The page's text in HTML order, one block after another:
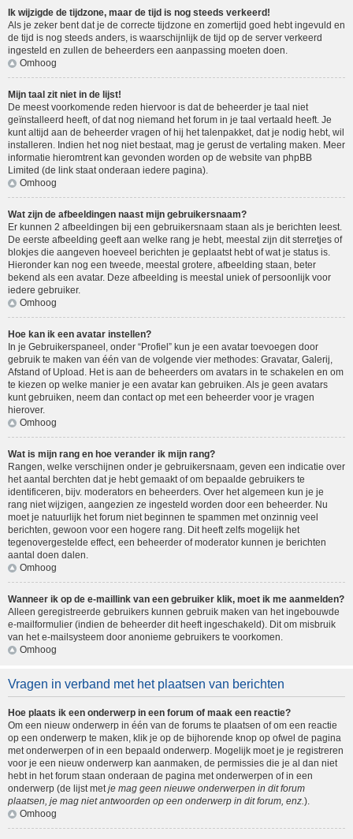
Ik wijzigde de tijdzone, maar de tijd is nog steeds verkeerd!
Als je zeker bent dat je de correcte tijdzone en zomertijd goed hebt ingevuld en
de tijd is nog steeds anders, is waarschijnlijk de tijd op de server verkeerd
ingesteld en zullen de beheerders een aanpassing moeten doen.
Omhoog
Mijn taal zit niet in de lijst!
De meest voorkomende reden hiervoor is dat de beheerder je taal niet
geïnstalleerd heeft, of dat nog niemand het forum in je taal vertaald heeft. Je
kunt altijd aan de beheerder vragen of hij het talenpakket, dat je nodig hebt, wil
installeren. Indien het nog niet bestaat, mag je gerust de vertaling maken. Meer
informatie hieromtrent kan gevonden worden op de website van phpBB
Limited (de link staat onderaan iedere pagina).
Omhoog
Wat zijn de afbeeldingen naast mijn gebruikersnaam?
Er kunnen 2 afbeeldingen bij een gebruikersnaam staan als je berichten leest.
De eerste afbeelding geeft aan welke rang je hebt, meestal zijn dit sterretjes of
blokjes die aangeven hoeveel berichten je geplaatst hebt of wat je status is.
Hieronder kan nog een tweede, meestal grotere, afbeelding staan, beter
bekend als een avatar. Deze afbeelding is meestal uniek of persoonlijk voor
iedere gebruiker.
Omhoog
Hoe kan ik een avatar instellen?
In je Gebruikerspaneel, onder “Profiel” kun je een avatar toevoegen door
gebruik te maken van één van de volgende vier methodes: Gravatar, Galerij,
Afstand of Upload. Het is aan de beheerders om avatars in te schakelen en om
te kiezen op welke manier je een avatar kan gebruiken. Als je geen avatars
kunt gebruiken, neem dan contact op met een beheerder voor je vragen
hierover.
Omhoog
Wat is mijn rang en hoe verander ik mijn rang?
Rangen, welke verschijnen onder je gebruikersnaam, geven een indicatie over
het aantal berchten dat je hebt gemaakt of om bepaalde gebruikers te
identificeren, bijv. moderators en beheerders. Over het algemeen kun je je
rang niet wijzigen, aangezien ze ingesteld worden door een beheerder. Nu
moet je natuurlijk het forum niet beginnen te spammen met onzinnig veel
berichten, gewoon voor een hogere rang. Dit heeft zelfs mogelijk het
tegenovergestelde effect, een beheerder of moderator kunnen je berichten
aantal doen dalen.
Omhoog
Wanneer ik op de e-maillink van een gebruiker klik, moet ik me aanmelden?
Alleen geregistreerde gebruikers kunnen gebruik maken van het ingebouwde
e-mailformulier (indien de beheerder dit heeft ingeschakeld). Dit om misbruik
van het e-mailsysteem door anonieme gebruikers te voorkomen.
Omhoog
Vragen in verband met het plaatsen van berichten
Hoe plaats ik een onderwerp in een forum of maak een reactie?
Om een nieuw onderwerp in één van de forums te plaatsen of om een reactie
op een onderwerp te maken, klik je op de bijhorende knop op ofwel de pagina
met onderwerpen of in een bepaald onderwerp. Mogelijk moet je je registreren
voor je een nieuw onderwerp kan aanmaken, de permissies die je al dan niet
hebt in het forum staan onderaan de pagina met onderwerpen of in een
onderwerp (de lijst metje mag geen nieuwe onderwerpen in dit forum
plaatsen, je mag niet antwoorden op een onderwerp in dit forum, enz.).
Omhoog